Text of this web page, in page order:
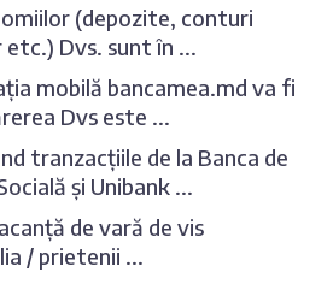
(depozite, conturi
Dvs. sunt în ...
mobilă bancamea.md va fi
Dvs este ...
tranzacțiile de la Banca de
și Unibank ...
de vară de vis
/ prietenii ...